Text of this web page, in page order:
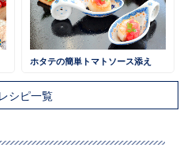
ホタテの簡単トマトソース添え
レシピ一覧